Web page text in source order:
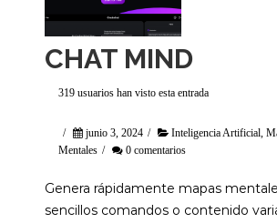
CHAT MIND
319 usuarios han visto esta entrada
/ junio 3, 2024 / Inteligencia Artificial
Mentales / 0 comentarios
Genera rápidamente mapas
sencillos comandos o contenido